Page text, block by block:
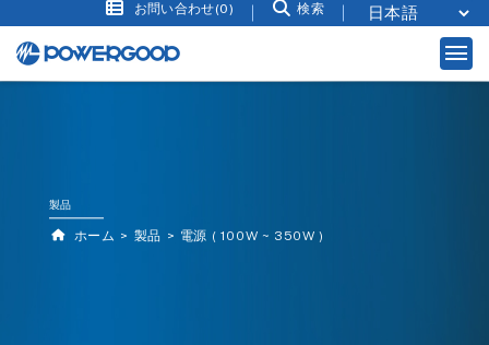
お問い合わせ(0) 検索
製品
ホーム 製品 電源 ( 100W ~ 350W )